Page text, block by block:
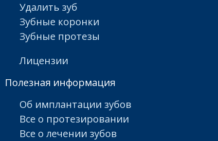
Удалить зуб
Зубные коронки
Зубные протезы
Лицензии
Полезная информация
Об имплантации зубов
Все о протезировании
Все о лечении зубов